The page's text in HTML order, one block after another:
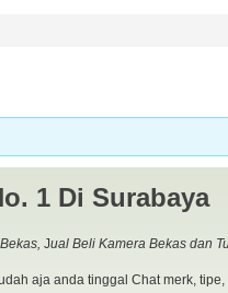
1 Di Surabaya
Jual Beli Kamera Bekas dan
aja anda tinggal Chat merk,